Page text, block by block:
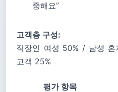
중해요”
고객층 구성:
직장인 여성 50% / 남성 혼
고객 25%
평가 항목